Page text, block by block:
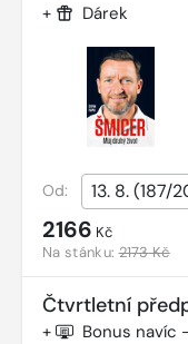
+ Dárek
Od:
2166 Kč
Na stánku:2173 Kč
Čtvrtletní
+ Bonus navíc